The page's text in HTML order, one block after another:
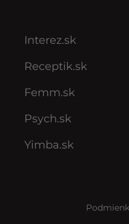
Interez.sk
Receptik.sk
Femm.sk
Psych.sk
Yimba.sk